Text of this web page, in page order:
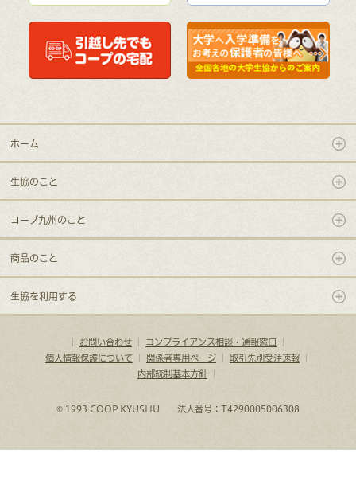
ホーム
生協のこと
コープ九州のこと
商品のこと
生協を利用する
お問い合わせ｜ コンプライアンス相談・通報窓口
個人情報保護について｜ 関係者専用ページ｜ 取引先別受注速報｜
内部統制基本方針｜
© 1993 COOP KYUSHU 法人番号：T4290005006308